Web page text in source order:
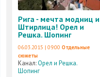
Рига - мечта модниц и
Штирлица! Орел и
Решка. Шопинг
06.03.2015 | 09:00 Отдельные
сюжеты
Канал:Орел и Решка.
Шопинг